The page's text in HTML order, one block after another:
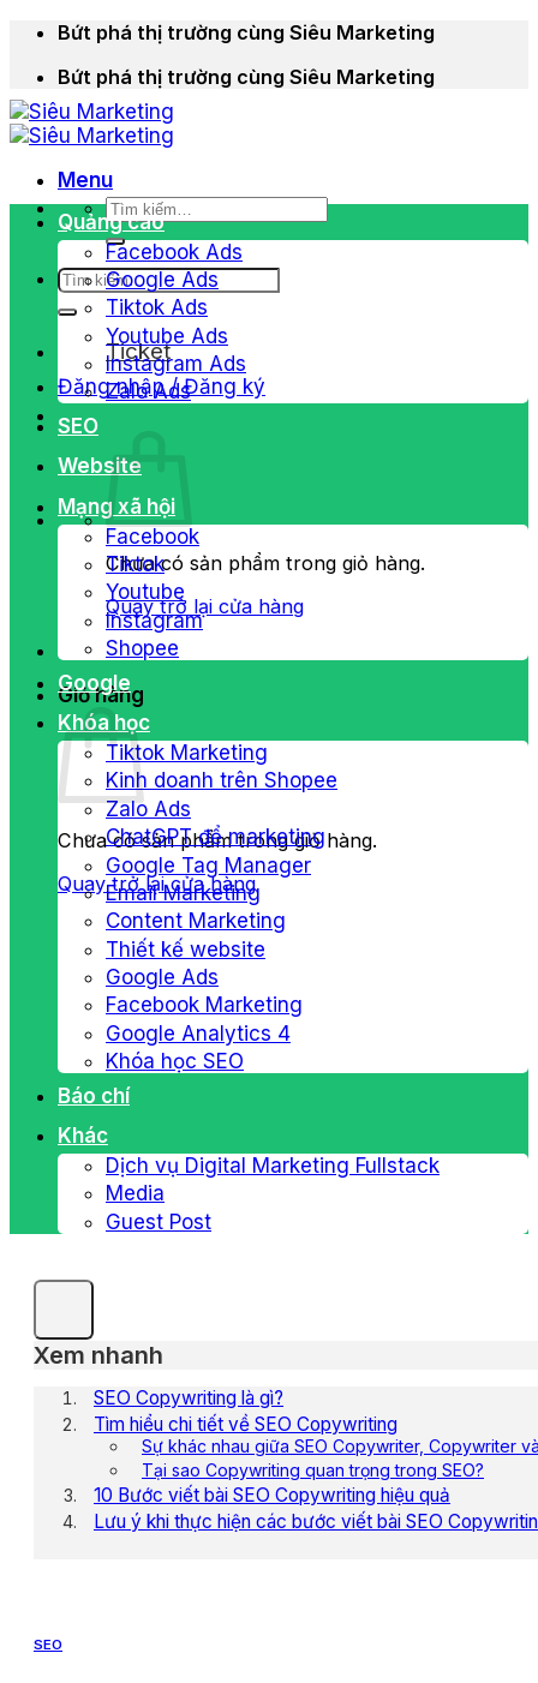
Chuyển
dung
Bứt phá thị trường cùng Siêu Marketing
Bứt phá thị trường cùng Siêu Marketing
Menu
Tìm
kiếm:
Tìm
kiếm:
Ticket
Đăng nhập / Đăng ký
Chưa có sản phẩm trong giỏ hàng.
Quay trở lại cửa hàng
Giỏ hàng
Chưa có sản phẩm trong giỏ hàng.
Quay trở lại cửa hàng
Quảng cáo
Facebook Ads
Google Ads
Tiktok Ads
Youtube Ads
Instagram Ads
Zalo Ads
SEO
Website
Mạng xã hội
Facebook
Tiktok
Youtube
Instagram
Shopee
Google
Khóa học
Tiktok Marketing
Kinh doanh trên Shopee
Zalo Ads
ChatGPT để marketing
Google Tag Manager
Email Marketing
Content Marketing
Thiết kế website
Google Ads
Facebook Marketing
Google Analytics 4
Khóa học SEO
Báo chí
Khác
Dịch vụ Digital Marketing Fullstack
Media
Guest Post
Xem nhanh
SEO Copywriting là gì?
Tìm hiểu chi tiết về SEO Copywriting
Sự khác nhau giữa SEO Copywriter, Copywriter
Tại sao Copywriting quan trọng trong SEO?
10 Bước viết bài SEO Copywriting hiệu quả
Lưu ý khi thực hiện các bước viết bài SEO
SEO